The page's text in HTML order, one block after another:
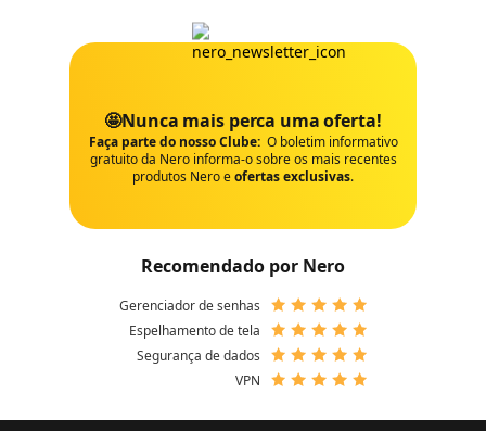
🤩Nunca mais perca uma oferta!
Faça parte do nosso Clube: O boletim informativo
gratuito da Nero informa-o sobre os mais recentes
produtos Nero eofertas exclusivas.
Recomendado por Nero
Gerenciador de senhas
Espelhamento de tela
Segurança de dados
VPN